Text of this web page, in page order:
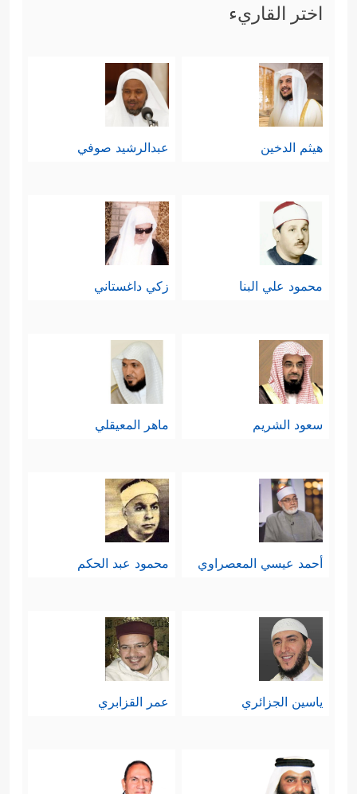
اختر القاريء
هيثم الدخين عبدالرشيد صوفي
محمود علي البنا زكي داغستاني
سعود الشريم ماهر المعيقلي
أحمد عيسي المعصراوي محمود عبد الحكم
ياسين الجزائري عمر القزابري